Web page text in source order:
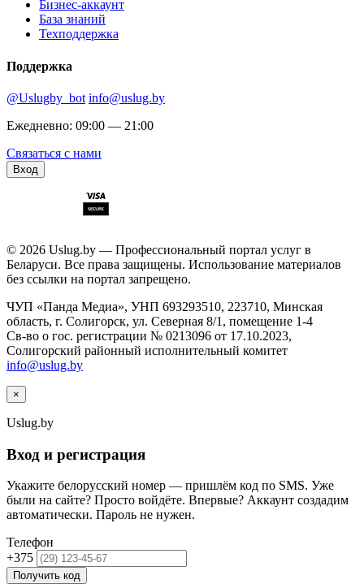
Бизнес-аккаунт
База знаний
Техподдержка
Поддержка
@Uslugby_bot info@uslug.by
Ежедневно: 09:00 — 21:00
Связаться с нами
Вход
© 2026 Uslug.by — Профессиональный портал услуг в
Беларуси. Все права защищены. Использование материалов
без ссылки на портал запрещено.
ЧУП «Панда Медиа», УНП 693293510, 223710, Минская
область, г. Солигорск, ул. Северная 8/1, помещение 1-4
Св-во о гос. регистрации № 0213096 от 17.10.2023,
Солигорский районный исполнительный комитет
info@uslug.by
×
Uslug.by
Вход и регистрация
Укажите белорусский номер — пришлём код по SMS. Уже
были на сайте? Просто войдёте. Впервые? Аккаунт создадим
автоматически. Пароль не нужен.
Телефон
+375
Получить код